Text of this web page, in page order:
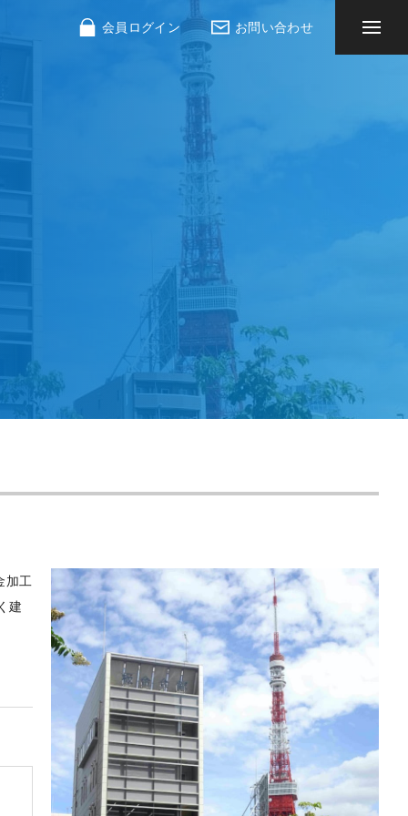
会員ログイン お問い合わせ
加工
建